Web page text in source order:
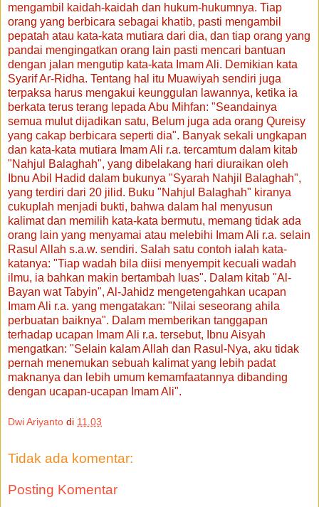
mengambil kaidah-kaidah dan hukum-hukumnya. Tiap
orang yang berbicara sebagai khatib, pasti mengambil
pepatah atau kata-kata mutiara dari dia, dan tiap orang yang
pandai mengingatkan orang lain pasti mencari bantuan
dengan jalan mengutip kata-kata Imam Ali. Demikian kata
Syarif Ar-Ridha. Tentang hal itu Muawiyah sendiri juga
terpaksa harus mengakui keunggulan lawannya, ketika ia
berkata terus terang lepada Abu Mihfan: "Seandainya
semua mulut dijadikan satu, Belum juga ada orang Qureisy
yang cakap berbicara seperti dia". Banyak sekali ungkapan
dan kata-kata mutiara Imam Ali r.a. tercamtum dalam kitab
"Nahjul Balaghah", yang dibelakang hari diuraikan oleh
Ibnu Abil Hadid dalam bukunya "Syarah Nahjil Balaghah",
yang terdiri dari 20 jilid. Buku "Nahjul Balaghah" kiranya
cukuplah menjadi bukti, bahwa dalam hal menyusun
kalimat dan memilih kata-kata bermutu, memang tidak ada
orang lain yang menyamai atau melebihi Imam Ali r.a. selain
Rasul Allah s.a.w. sendiri. Salah satu contoh ialah kata-
katanya: "Tiap wadah bila diisi menyempit kecuali wadah
ilmu, ia bahkan makin bertambah luas". Dalam kitab "Al-
Bayan wat Tabyin", Al-Jahidz mengetengahkan ucapan
Imam Ali r.a. yang mengatakan: "Nilai seseorang ahila
perbuatan baiknya". Dalam memberikan tanggapan
terhadap ucapan Imam Ali r.a. tersebut, Ibnu Aisyah
mengatkan: "Selain kalam Allah dan Rasul-Nya, aku tidak
pernah menemukan sebuah kalimat yang lebih padat
maknanya dan lebih umum kemamfaatannya dibanding
dengan ucapan-ucapan Imam Ali".
Dwi Ariyanto di 11.03
Tidak ada komentar:
Posting Komentar